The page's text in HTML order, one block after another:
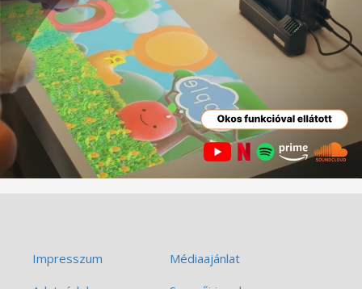
Impresszum
Médiaajánlat